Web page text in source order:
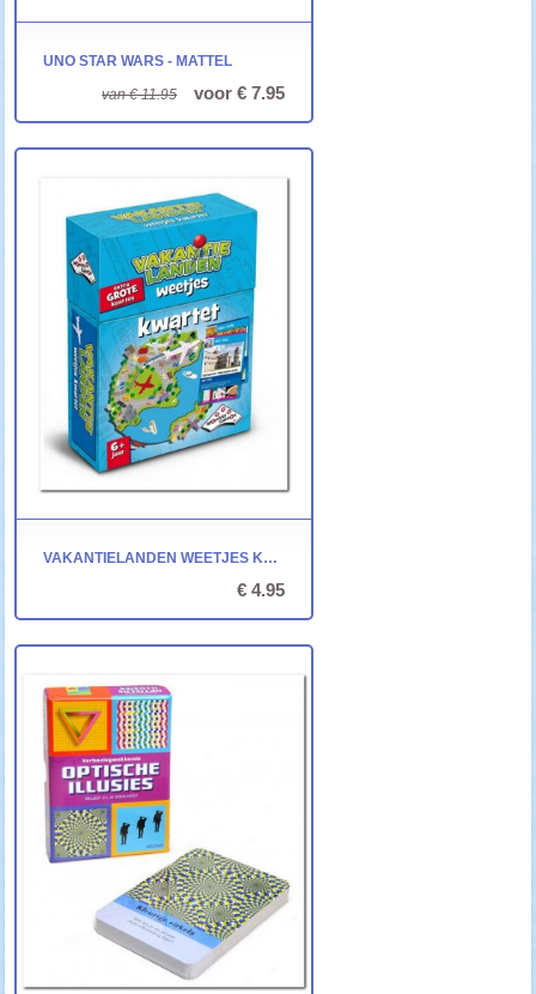
UNO STAR WARS - MATTEL
van € 11.95
voor € 7.95
VAKANTIELANDEN WEETJES KWARTET - IDENTITY GAMES
€ 4.95